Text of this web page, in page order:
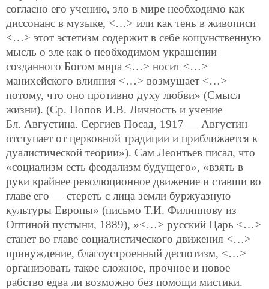
согласно его учению, зло в мире необходимо как
диссонанс в музыке, <…> или как тень в живописи
<…> этот эстетизм содержит в себе кощунственную
мысль о зле как о необходимом украшении
созданного Богом мира <…> носит <…>
манихейского влияния <…> возмущает <…>
потому, что оно противно духу любви» (Смысл
жизни). (Ср. Попов И.В. Личность и учение
Бл. Августина. Сергиев Посад, 1917 — Августин
отступает от церковной традиции и приближается к
дуалистической теории»). Сам Леонтьев писал, что
«социализм есть феодализм будущего», «взять в
руки крайнее революционное движение и ставши во
главе его — стереть с лица земли буржуазную
культуры Европы» (письмо Т.И. Филиппову из
Оптиной пустыни, 1889), »<…> русский Царь <…>
станет во главе социалистического движения <…>
принуждение, благоустроенный деспотизм, <…>
организовать такое сложное, прочное и новое
рабство едва ли возможно без помощи мистики.